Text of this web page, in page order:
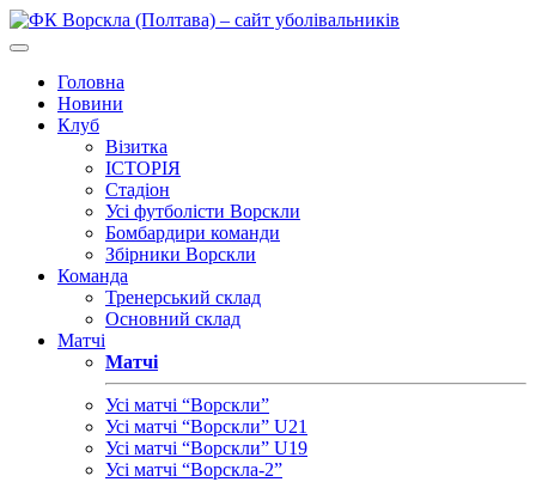
Головна
Новини
Клуб
Візитка
ІСТОРІЯ
Стадіон
Усі футболісти Ворскли
Бомбардири команди
Збірники Ворскли
Команда
Тренерський склад
Основний склад
Матчі
Матчі
Усі матчі “Ворскли”
Усі матчі “Ворскли” U21
Усі матчі “Ворскли” U19
Усі матчі “Ворскла-2”